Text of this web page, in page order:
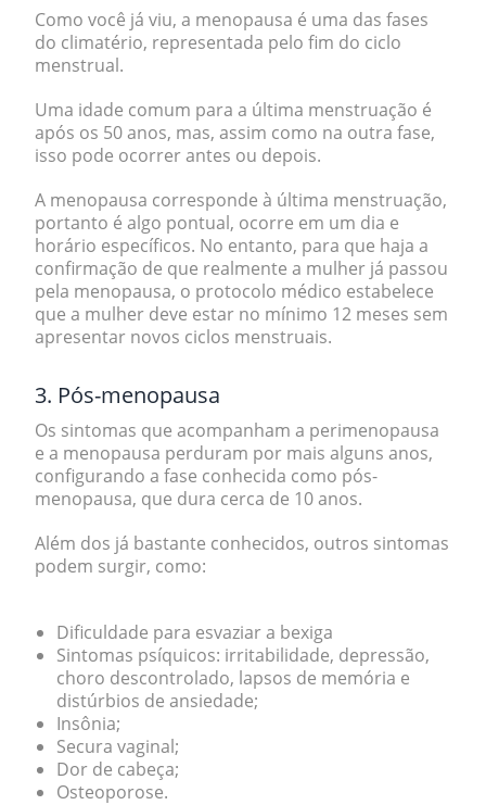
Como você já viu, a menopausa é uma das fases
do climatério, representada pelo fim do ciclo
menstrual.
Uma idade comum para a última menstruação é
após os 50 anos, mas, assim como na outra fase,
isso pode ocorrer antes ou depois.
A menopausa corresponde à última menstruação,
portanto é algo pontual, ocorre em um dia e
horário específicos. No entanto, para que haja a
confirmação de que realmente a mulher já passou
pela menopausa, o protocolo médico estabelece
que a mulher deve estar no mínimo 12 meses sem
apresentar novos ciclos menstruais.
3. Pós-menopausa
Os sintomas que acompanham a perimenopausa
e a menopausa perduram por mais alguns anos,
configurando a fase conhecida como pós-
menopausa, que dura cerca de 10 anos.
Além dos já bastante conhecidos, outros sintomas
podem surgir, como:
Dificuldade para esvaziar a bexiga
Sintomas psíquicos: irritabilidade, depressão,
choro descontrolado, lapsos de memória e
distúrbios de ansiedade;
Insônia;
Secura vaginal;
Dor de cabeça;
Osteoporose.